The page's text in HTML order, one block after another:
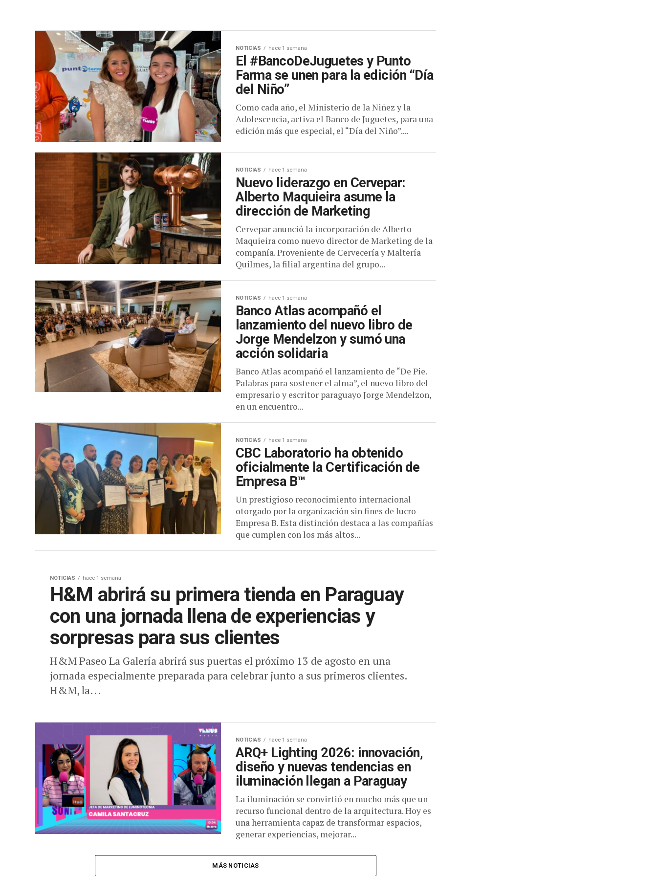
NOTICIAS hace 1 semana
El #BancoDeJuguetes y Punto
Farma se unen para la edición “Día
del Niño”
Como cada año, el Ministerio de la Niñez y la
Adolescencia, activa el Banco de Juguetes, para una
edición más que especial, el “Día del Niño”....
NOTICIAS hace 1 semana
Nuevo liderazgo en Cervepar:
Alberto Maquieira asume la
dirección de Marketing
Cervepar anunció la incorporación de Alberto
Maquieira como nuevo director de Marketing de la
compañía. Proveniente de Cervecería y Maltería
Quilmes, la filial argentina del grupo...
NOTICIAS hace 1 semana
Banco Atlas acompañó el
lanzamiento del nuevo libro de
Jorge Mendelzon y sumó una
acción solidaria
Banco Atlas acompañó el lanzamiento de “De Pie.
Palabras para sostener el alma”, el nuevo libro del
empresario y escritor paraguayo Jorge Mendelzon,
en un encuentro...
NOTICIAS hace 1 semana
CBC Laboratorio ha obtenido
oficialmente la Certificación de
Empresa B™
Un prestigioso reconocimiento internacional
otorgado por la organización sin fines de lucro
Empresa B. Esta distinción destaca a las compañías
que cumplen con los más altos...
NOTICIAS hace 1 semana
H&M abrirá su primera tienda en Paraguay
con una jornada llena de experiencias y
sorpresas para sus clientes
H&M Paseo La Galería abrirá sus puertas el próximo 13 de agosto en una
jornada especialmente preparada para celebrar junto a sus primeros clientes.
H&M, la...
NOTICIAS hace 1 semana
ARQ+ Lighting 2026: innovación,
diseño y nuevas tendencias en
iluminación llegan a Paraguay
La iluminación se convirtió en mucho más que un
recurso funcional dentro de la arquitectura. Hoy es
una herramienta capaz de transformar espacios,
generar experiencias, mejorar...
MÁS NOTICIAS